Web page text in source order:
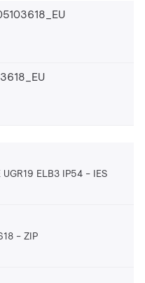
ELB3 IP54 IES
ZIP